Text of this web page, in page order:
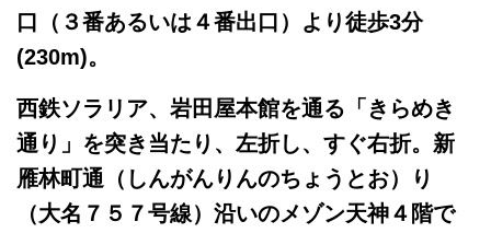
口（３番あるいは４番出口）より徒歩3分
(230m)。
西鉄ソラリア、岩田屋本館を通る「きらめき
通り」を突き当たり、左折し、すぐ右折。新
雁林町通（しんがんりんのちょうとお）り
（大名７５７号線）沿いのメゾン天神４階で